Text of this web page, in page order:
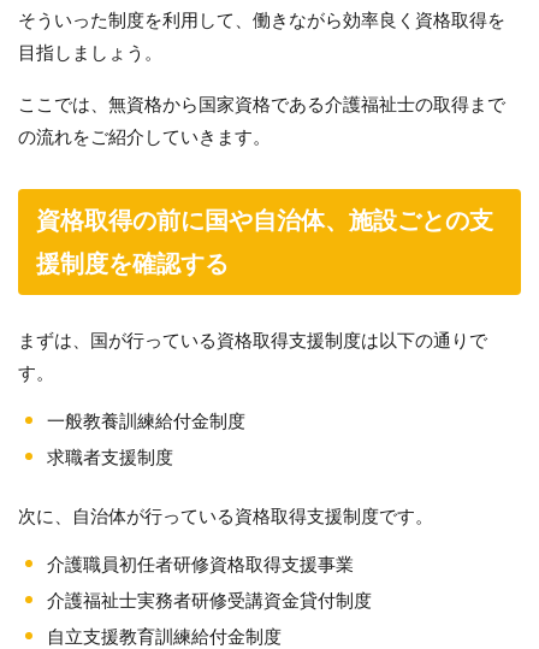
そういった制度を利用して、働きながら効率良く資格取得を
目指しましょう。
ここでは、無資格から国家資格である介護福祉士の取得まで
の流れをご紹介していきます。
資格取得の前に国や自治体、施設ごとの支
援制度を確認する
まずは、国が行っている資格取得支援制度は以下の通りで
す。
一般教養訓練給付金制度
求職者支援制度
次に、自治体が行っている資格取得支援制度です。
介護職員初任者研修資格取得支援事業
介護福祉士実務者研修受講資金貸付制度
自立支援教育訓練給付金制度